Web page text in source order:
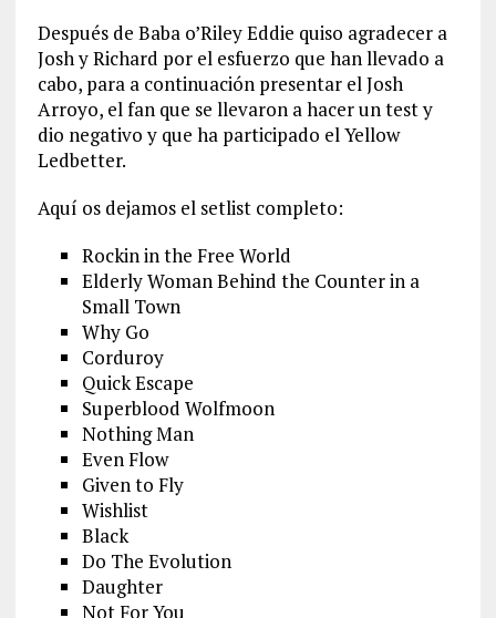
Después de Baba o’Riley Eddie quiso agradecer a
Josh y Richard por el esfuerzo que han llevado a
cabo, para a continuación presentar el Josh
Arroyo, el fan que se llevaron a hacer un test y
dio negativo y que ha participado el Yellow
Ledbetter.
Aquí os dejamos el setlist completo:
Rockin in the Free World
Elderly Woman Behind the Counter in a
Small Town
Why Go
Corduroy
Quick Escape
Superblood Wolfmoon
Nothing Man
Even Flow
Given to Fly
Wishlist
Black
Do The Evolution
Daughter
Not For You